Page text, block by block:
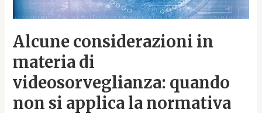
Alcune considerazioni in
materia di
videosorveglianza: quando
non si applica la normativa
applica
normativa